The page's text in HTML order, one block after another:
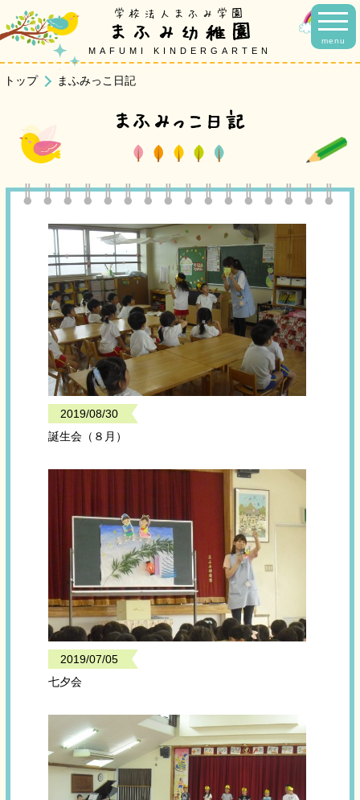
menu
学校法人まふみ学園
まふみ幼稚園
MAFUMI KINDERGARTEN
トップ まふみっこ日記
まふみっこ日記
2019/08/30
誕生会（８月）
2019/07/05
七夕会